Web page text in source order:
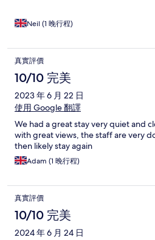
Neil (1 晚行程)
真實評價
10/10 完美
2023 年 6 月 22 日
使用 Google 翻譯
We had a great stay very quiet and
with great views, the staff are very
then likely stay again
Adam (1 晚行程)
真實評價
10/10 完美
2024 年 6 月 24 日